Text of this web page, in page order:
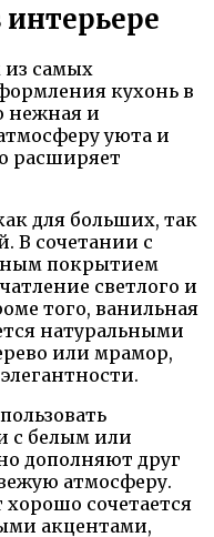
из самых
кухонь в
нежная и
уюта и
расширяет
для больших, так
В сочетании с
покрытием
светлого и
того, ванильная
натуральными
или мрамор,
с белым или
дополняют друг
атмосферу.
сочетается
акцентами,